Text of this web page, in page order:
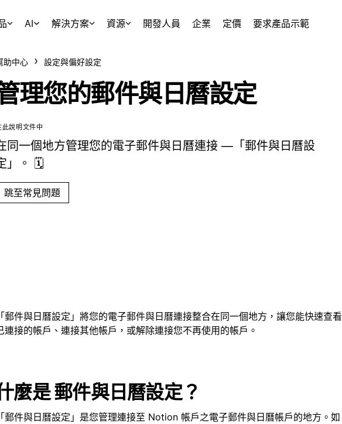
AI 解決方案 資源 開發人員 企業 定價 要求產品示範
助中心 設定與偏好設定
理您的郵件與日曆設定
此說明文件中
同一個地方管理您的電子郵件與日曆連接 —「郵件與日曆設
」。 🗓️
跳至常見問題
「郵件與日曆設定」將您的電子郵件與日曆連接整合在同一個地方，讓您能快速查看
連接的帳戶、連接其他帳戶，或解除連接您不再使用的帳戶。
麼是郵件與日曆設定？
「郵件與日曆設定」是您管理連接至 Notion 帳戶之電子郵件與日曆帳戶的地方。如